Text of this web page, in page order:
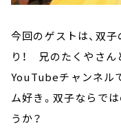
今回のゲストは、双
り！ 兄のたくやさん
YouTubeチャンネル
ム好き。双子ならで
うか？